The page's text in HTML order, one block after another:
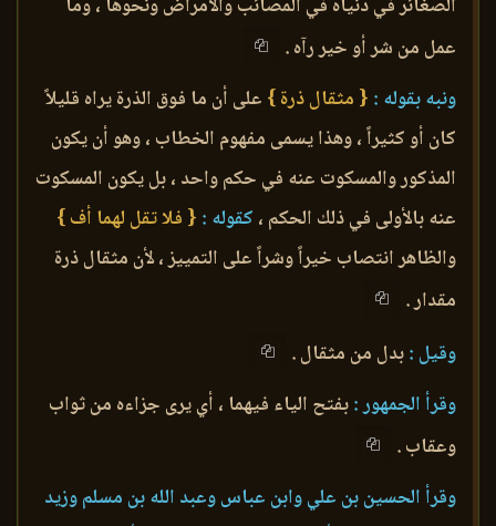
عمل من شر أو خير رآه .
ونبه بقوله : { مثقال ذرة } على أن ما فوق الذرة يراه قليلاً
كان أو كثيراً ، وهذا يسمى مفهوم الخطاب ، وهو أن يكون
المذكور والمسكوت عنه في حكم واحد ، بل يكون المسكوت
عنه بالأولى في ذلك الحكم ، كقوله : { فلا تقل لهما أف }
والظاهر انتصاب خيراً وشراً على التمييز ، لأن مثقال ذرة
مقدار .
وقيل :بدل من مثقال .
وقرأ الجمهور :بفتح الياء فيهما ، أي يرى جزاءه من ثواب
وعقاب .
وقرأ الحسين بن علي وابن عباس وعبد الله بن مسلم وزيد